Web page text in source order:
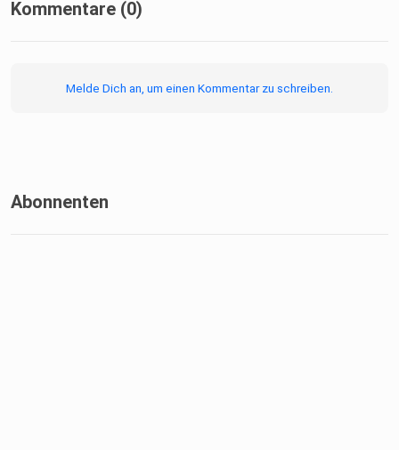
Kommentare (0)
Melde Dich an, um einen Kommentar zu schreiben.
Abonnenten